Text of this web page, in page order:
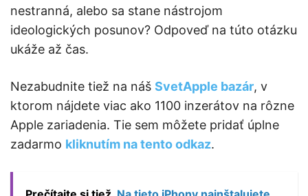
nestranná, alebo sa stane nástrojom
ideologických posunov? Odpoveď na túto otázku
ukáže až čas.
Nezabudnite tiež na náš SvetApple bazár, v
ktorom nájdete viac ako 1100 inzerátov na rôzne
Apple zariadenia. Tie sem môžete pridať úplne
zadarmo kliknutím na tento odkaz.